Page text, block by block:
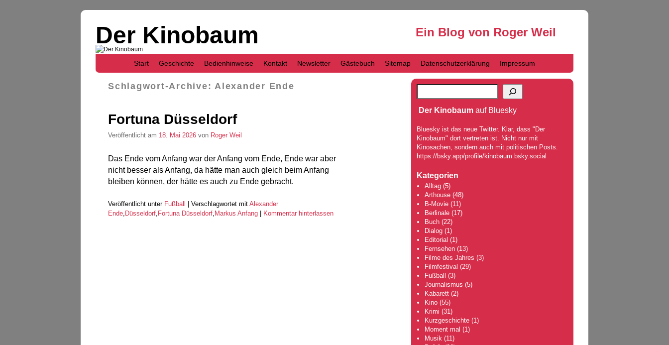
Der Kinobaum Ein Blog von Roger Weil
Start Geschichte Bedienhinweise Kontakt Newsletter Gästebuch Sitemap Datenschutzerklärung Impressum
Schlagwort-Archive: Alexander Ende
Fortuna Düsseldorf
Veröffentlicht am 18. Mai 2026 von Roger Weil
Das Ende vom Anfang war der Anfang vom Ende, Ende war aber
nicht besser als Anfang, da hätte man auch gleich beim Anfang
bleiben können, der hätte es auch zu Ende gebracht.
Veröffentlicht unter Fußball Verschlagwortet mit Alexander
Ende Düsseldorf Fortuna Düsseldorf Markus Anfang Kommentar hinterlassen
Der Kinobaumauf Bluesky
Bluesky ist das neue Twitter. Klar, dass "Der
Kinobaum" dort vertreten ist. Nicht nur mit
Kinosachen, sondern auch mit politischen Posts.
https://bsky.app/profile/kinobaum.bsky.social
Kategorien
Alltag(5)
Arthouse(48)
B-Movie(11)
Berlinale(17)
Buch(22)
Dialog(1)
Editorial (1)
Fernsehen(13)
Filme des Jahres (3)
Filmfestival (29)
Fußball (3)
Journalismus (5)
Kabarett(2)
Kino(55)
Krimi (31)
Kurzgeschichte(1)
Moment mal (1)
Musik(11)